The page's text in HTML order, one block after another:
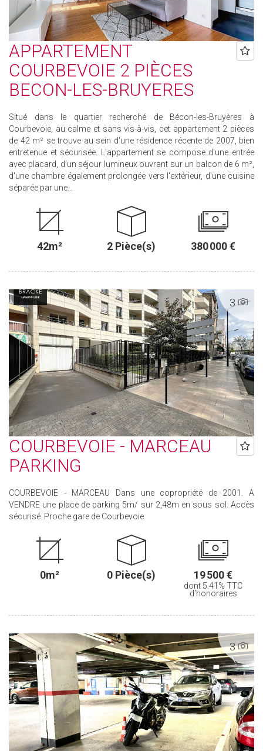
APPARTEMENT
COURBEVOIE 2 PIÈCES
BECON-LES-BRUYERES
Situé dans le quartier recherché de Bécon-les-Bruyères à
Courbevoie, au calme et sans vis-à-vis, cet appartement 2 pièces
de 42 m² se trouve au sein d'une résidence récente de 2007, bien
entretenue et sécurisée. L'appartement se compose d'une entrée
avec placard, d'un séjour lumineux ouvrant sur un balcon de 6 m²,
d'une chambre également prolongée vers l'extérieur, d'une cuisine
séparée par une...
42m² 2 Pièce(s) 380 000 €
3
COURBEVOIE - MARCEAU
PARKING
COURBEVOIE - MARCEAU Dans une copropriété de 2001. A
VENDRE une place de parking 5m/ sur 2,48m en sous sol. Accès
sécurisé. Proche gare de Courbevoie.
0m² 0 Pièce(s) 19 500 €
dont 5.41% TTC
d'honoraires
3